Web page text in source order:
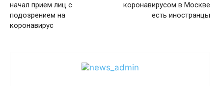
начал прием лиц с
подозрением на
коронавирус
коронавирусом в Москве
есть иностранцы